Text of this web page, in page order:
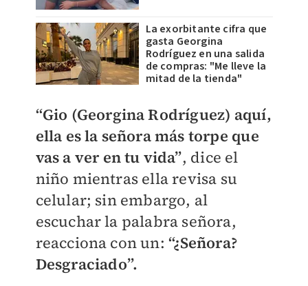
La exorbitante cifra que
gasta Georgina
Rodríguez en una salida
de compras: "Me lleve la
mitad de la tienda"
“Gio (Georgina Rodríguez) aquí,
ella es la señora más torpe que
vas a ver en tu vida”, dice el
niño mientras ella revisa su
celular; sin embargo, al
escuchar la palabra señora,
reacciona con un:“¿Señora?
Desgraciado”.